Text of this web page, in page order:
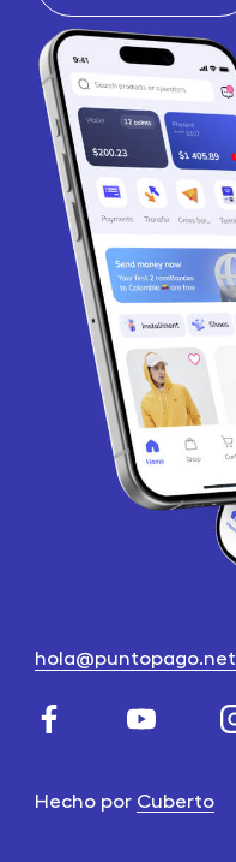
hola@puntopago.net
Hecho por Cuberto